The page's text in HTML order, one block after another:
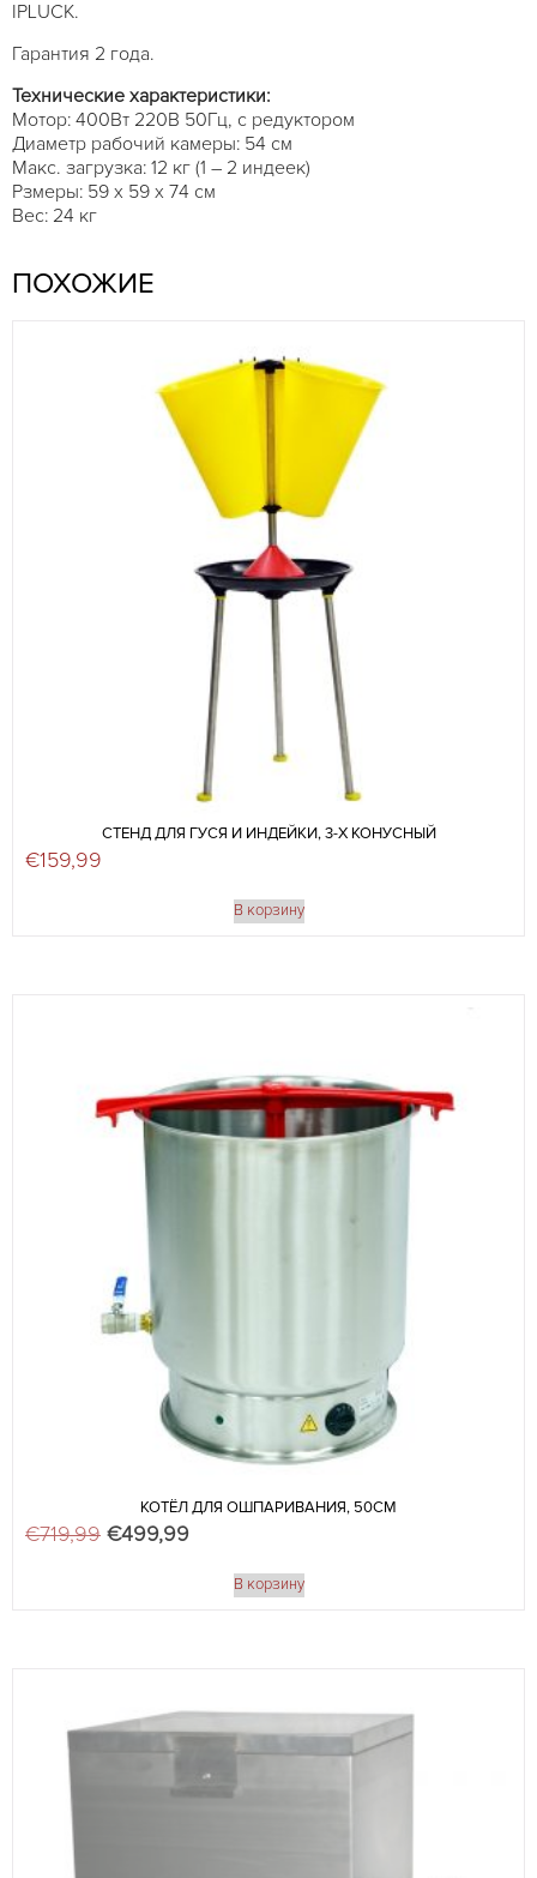
IPLUCK.
Гарантия 2 года.
Технические характеристики:
Мотор: 400Вт 220В 50Гц, с редуктором
Диаметр рабочий камеры: 54 см
Макс. загрузка: 12 кг (1 – 2 индеек)
Рзмеры: 59 х 59 х 74 см
Вес: 24 кг
ПОХОЖИЕ
СТЕНД ДЛЯ ГУСЯ И ИНДЕЙКИ, 3-Х КОНУСНЫЙ
€159,99
В корзину
КОТЁЛ ДЛЯ ОШПАРИВАНИЯ, 50СМ
€719,99 Первоначальная цена составляла €719,99.
€499,99
В корзину